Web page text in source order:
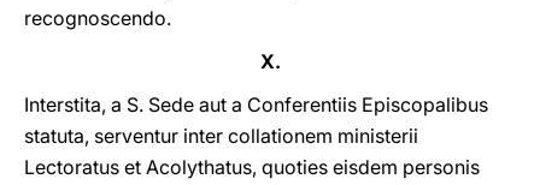
recognoscendo.
X.
Interstita, a S. Sede aut a Conferentiis Episcopalibus
statuta, serventur inter collatiοnem ministerii
Lectoratus et Acolythatus, quoties eisdem personis